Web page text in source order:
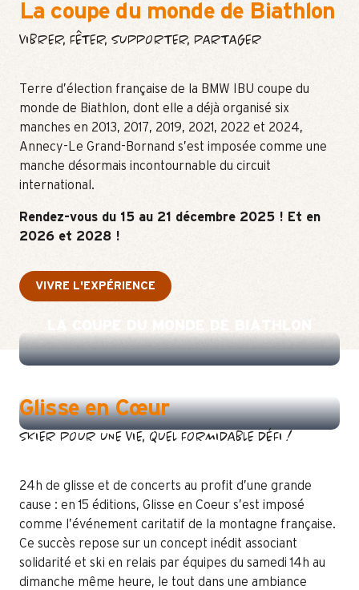
La coupe du monde de Biathlon
VIBRER, FÊTER, SUPPORTER, PARTAGER
Terre d’élection française de la BMW IBU coupe du
monde de Biathlon, dont elle a déjà organisé six
manches en 2013, 2017, 2019, 2021, 2022 et 2024,
Annecy-Le Grand-Bornand s’est imposée comme une
manche désormais incontournable du circuit
international.
Rendez-vous du 15 au 21 décembre 2025 ! Et en
2026 et 2028 !
VIVRE L'EXPÉRIENCE
LA COUPE DU MONDE DE BIATHLON
Glisse en Cœur
SKIER POUR UNE VIE, QUEL FORMIDABLE DÉFI !
24h de glisse et de concerts au profit d’une grande
cause : en 15 éditions, Glisse en Coeur s’est imposé
comme l’événement caritatif de la montagne française.
Ce succès repose sur un concept inédit associant
solidarité et ski en relais par équipes du samedi 14h au
dimanche même heure, le tout dans une ambiance